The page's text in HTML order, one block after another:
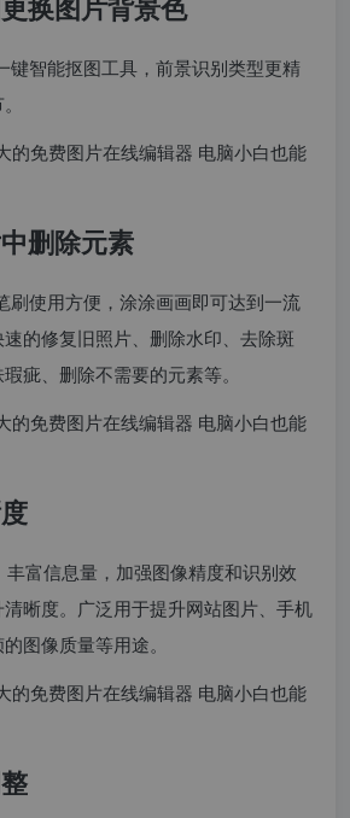
换图片背景色
键智能抠图工具，前景识别类型更精
删除元素
刷使用方便，涂涂画画即可达到一流
的修复旧照片、删除水印、去除斑
疵、删除不需要的元素等。
丰富信息量，加强图像精度和识别效
晰度。广泛用于提升网站图片、手机
图像质量等用途。